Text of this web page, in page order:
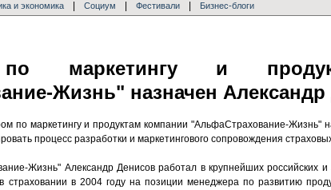
и экономика Социум Фестивали Бизнес-блоги
по маркетингу и
Жизнь" назначен Александр
по маркетингу и продуктам компании "АльфаСтрахование-Жизнь"
процесс разработки и маркетингового сопровождения
Жизнь" Александр Денисов работал в крупнейших российских
страховании в 2004 году на позиции менеджера по развитию